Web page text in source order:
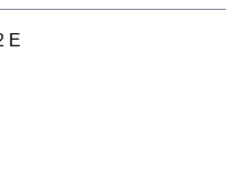
mit Easy